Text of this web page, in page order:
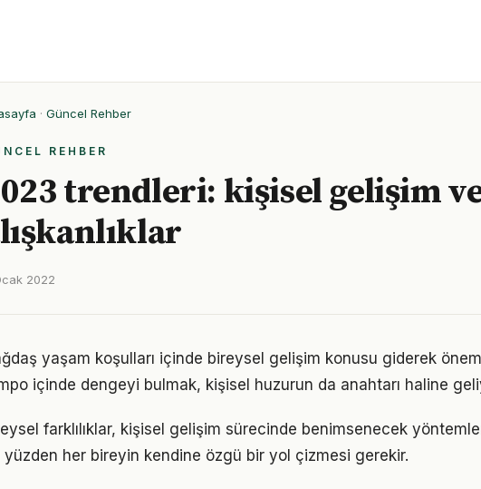
· Güncel Rehber
REHBER
trendleri: kişisel gelişim
2022
yaşam koşulları içinde bireysel gelişim konusu giderek önem
içinde dengeyi bulmak, kişisel huzurun da anahtarı haline
farklılıklar, kişisel gelişim sürecinde benimsenecek
yüzden her bireyin kendine özgü bir yol çizmesi gerekir.